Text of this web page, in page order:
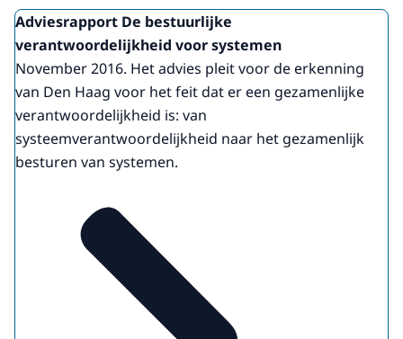
Adviesrapport De bestuurlijke
verantwoordelijkheid voor systemen
November 2016. Het advies pleit voor de erkenning
van Den Haag voor het feit dat er een gezamenlijke
verantwoordelijkheid is: van
systeemverantwoordelijkheid naar het gezamenlijk
besturen van systemen.